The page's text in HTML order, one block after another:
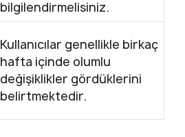
bilgilendirmelisiniz.
Kullanıcılar genellikle birkaç
hafta içinde olumlu
değişiklikler gördüklerini
belirtmektedir.